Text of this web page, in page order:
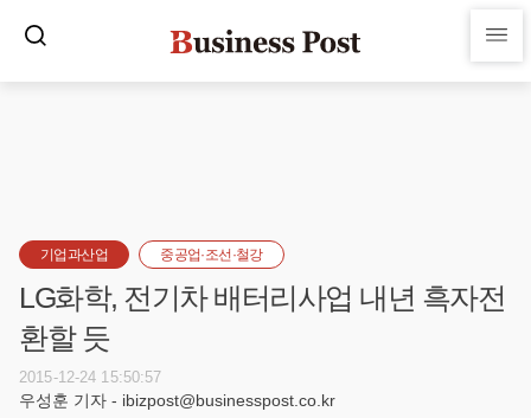
기업과산업 중공업·조선·철강
LG화학, 전기차 배터리사업 내년 흑자전
환할 듯
2015-12-24 15:50:57
우성훈 기자 - ibizpost@businesspost.co.kr